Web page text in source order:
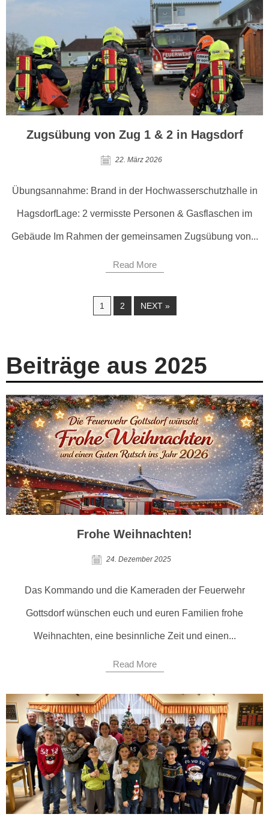
Zugsübung von Zug 1 & 2 in Hagsdorf
22. März 2026
Übungsannahme: Brand in der Hochwasserschutzhalle in
HagsdorfLage: 2 vermisste Personen & Gasflaschen im
Gebäude Im Rahmen der gemeinsamen Zugsübung von...
Read More
1 2 NEXT »
Beiträge aus 2025
Frohe Weihnachten!
24. Dezember 2025
Das Kommando und die Kameraden der Feuerwehr
Gottsdorf wünschen euch und euren Familien frohe
Weihnachten, eine besinnliche Zeit und einen...
Read More